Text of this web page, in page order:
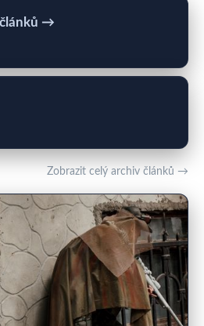
→
Zobrazit celý archiv článků →